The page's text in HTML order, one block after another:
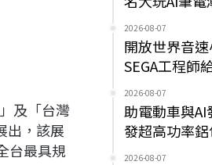
及「台灣
出，該展
台最具規
2026-08-07
開放世界音
SEGA工程師
2026-08-07
助電動車與
發超高功率
2026-08-07